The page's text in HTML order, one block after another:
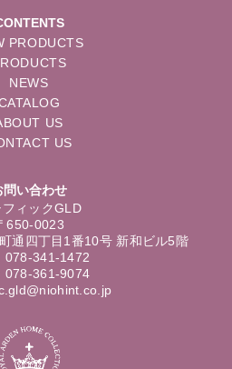
PRODUCTS
NEWS
US
US
問い合わせ
フィックGLD
650-0023
通四丁目1番10号 新和ビル5階
078-341-1472
078-361-9074